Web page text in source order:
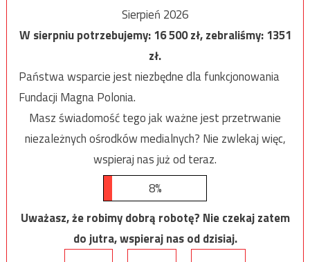
Sierpień 2026
W sierpniu potrzebujemy:16 500zł, zebraliśmy:1351
zł.
Państwa wsparcie jest niezbędne dla funkcjonowania
Fundacji Magna Polonia.
Masz świadomość tego jak ważne jest przetrwanie
niezależnych ośrodków medialnych? Nie zwlekaj więc,
wspieraj nas już od teraz.
8%
Uważasz, że robimy dobrą robotę? Nie czekaj zatem
do jutra, wspieraj nas od dzisiaj.